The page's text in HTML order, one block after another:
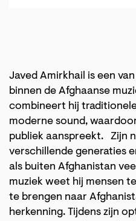
Javed Amirkhail is een
binnen de Afghaanse
combineert hij
moderne sound,
publiek aanspreekt. Zijn
verschillende generaties
als buiten Afghanistan
muziek weet hij mensen
te brengen naar
herkenning. Tijdens zijn